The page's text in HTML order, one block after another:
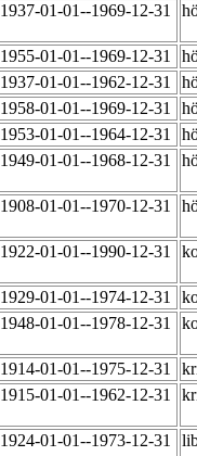
1937-01-01--1969-12-31
1955-01-01--1969-12-31
1937-01-01--1962-12-31
1958-01-01--1969-12-31
1953-01-01--1964-12-31
1949-01-01--1968-12-31
1908-01-01--1970-12-31
1922-01-01--1990-12-31
1929-01-01--1974-12-31
1948-01-01--1978-12-31
1914-01-01--1975-12-31
1915-01-01--1962-12-31
1924-01-01--1973-12-31